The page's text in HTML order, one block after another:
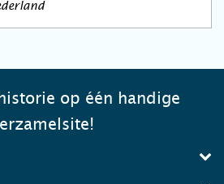
op één handige